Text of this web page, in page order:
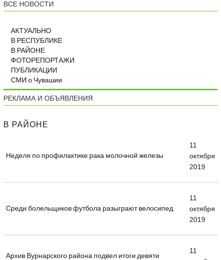
ВСЕ НОВОСТИ
АКТУАЛЬНО
В РЕСПУБЛИКЕ
В РАЙОНЕ
ФОТОРЕПОРТАЖИ
ПУБЛИКАЦИИ
СМИ о Чувашии
РЕКЛАМА И ОБЪЯВЛЕНИЯ
В РАЙОНЕ
Неделя по профилактике рака молочной железы
11
октября
2019
Среди болельщиков футбола разыграют велосипед
11
октября
2019
Архив Вурнарского района подвел итоги девяти
11